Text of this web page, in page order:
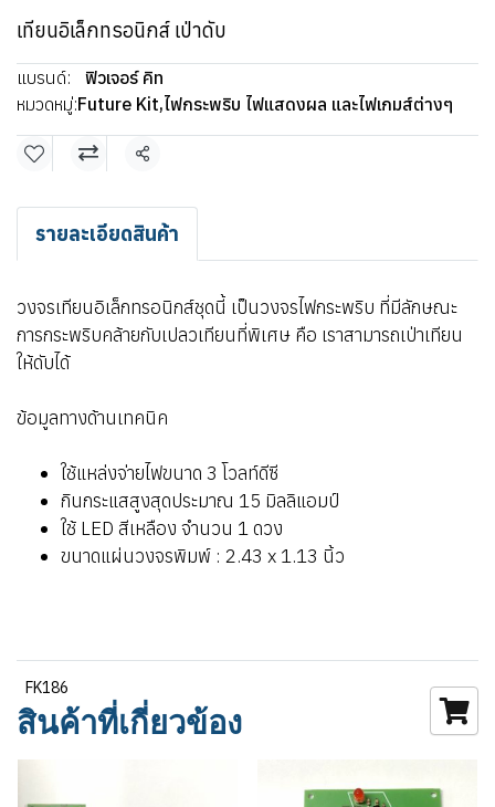
เทียนอิเล็กทรอนิกส์ เป่าดับ
แบรนด์:
ฟิวเจอร์ คิท
หมวดหมู่:Future Kit,ไฟกระพริบ ไฟแสดงผล และไฟเกมส์ต่างๆ
แชร์
รายละเอียดสินค้า
วงจรเทียนอิเล็กทรอนิกส์ชุดนี้ เป็นวงจรไฟกระพริบ ที่มีลักษณะ
การกระพริบคล้ายกับเปลวเทียนที่พิเศษ คือ เราสามารถเป่าเทียน
ให้ดับได้
ข้อมูลทางด้านเทคนิค
ใช้แหล่งจ่ายไฟขนาด 3 โวลท์ดีซี
กินกระแสสูงสุดประมาณ 15 มิลลิแอมป์
ใช้ LED สีเหลือง จำนวน 1 ดวง
ขนาดแผ่นวงจรพิมพ์ : 2.43 x 1.13 นิ้ว
FK186
สินค้าที่เกี่ยวข้อง